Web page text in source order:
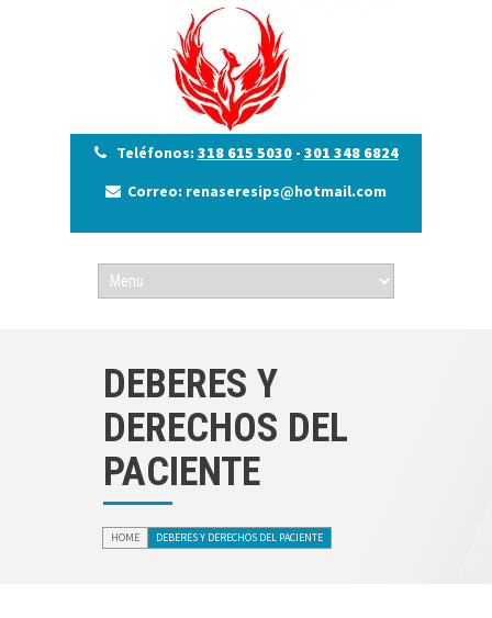
Teléfonos: 318 615 5030- 301 348 6824
Correo: renaseresips@hotmail.com
DEBERES Y
DERECHOS DEL
PACIENTE
HOME DEBERES Y DERECHOS DEL PACIENTE